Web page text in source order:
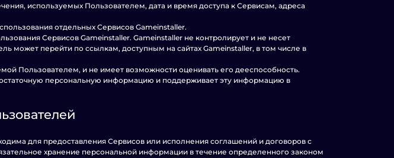
используемых Пользователем, дата и время доступа к Сервисам, адреса
отдельных Сервисов Gameinstaller.
Сервисов Gameinstaller. Gameinstaller не контролирует и не несет
может перейти по ссылкам, доступным на сайтах Gameinstaller, в том числе в
Пользователем, и не имеет возможности оценивать его дееспособность.
персональную информацию и поддерживает эту информацию в
для предоставления Сервисов или исполнения соглашений и договоров с
хранение персональной информации в течение определенного законом